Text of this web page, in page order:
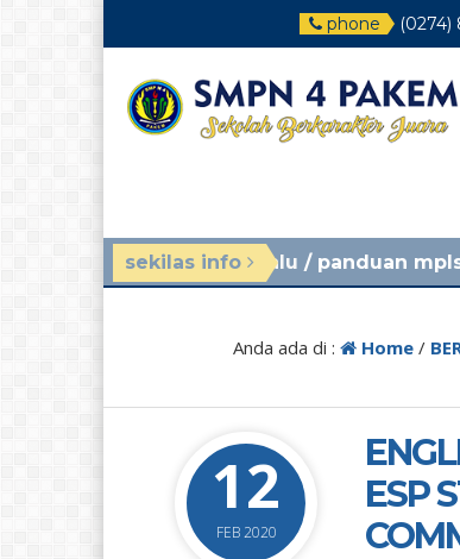
phone (0274)
sekilas info
yang lalu/ panduan mpls tahun ajaran
Anda ada di : Home/
12
FEB 2020
ESP